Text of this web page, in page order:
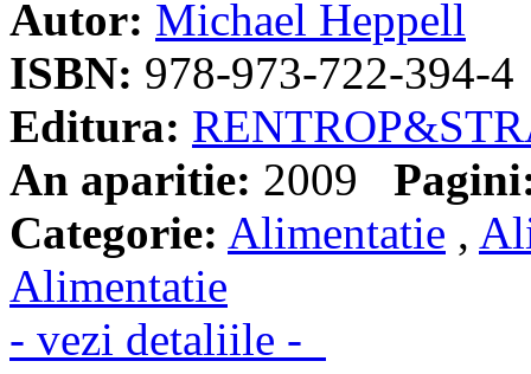
Autor: Michael Heppell
ISBN: 978-973-722-394-4
Editura:
An aparitie: 2009
Categorie: Alimentatie ,
Alimentatie
- vezi detaliile -